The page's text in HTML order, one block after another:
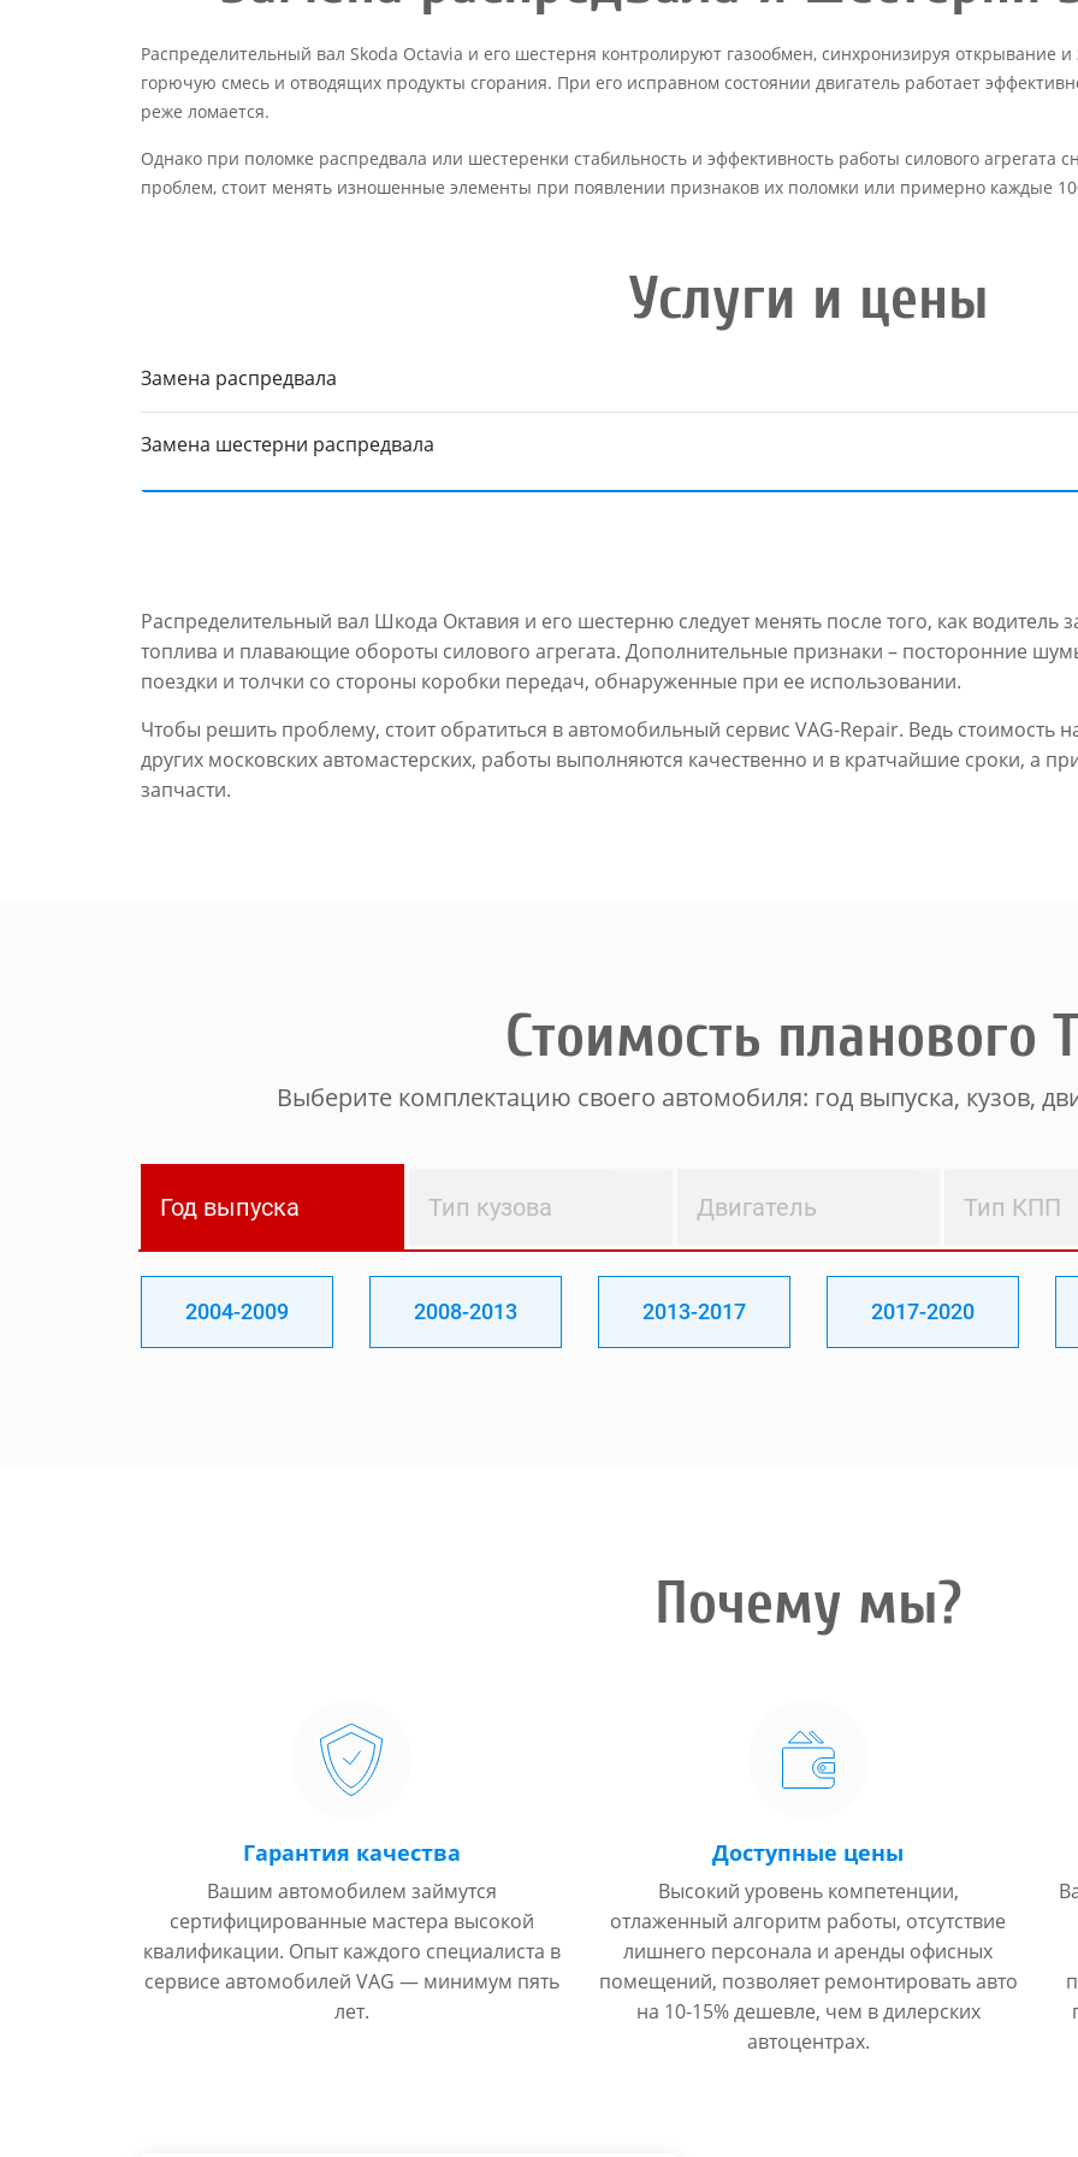
Распределительный вал Skoda Octavia и его шестерня контролируют газообмен, синхронизируя открывание
горючую смесь и отводящих продукты сгорания. При его исправном состоянии двигатель работает
реже ломается.
Однако при поломке распредвала или шестеренки стабильность и эффективность работы силового агрегата
проблем, стоит менять изношенные элементы при появлении признаков их поломки или примерно каждые
Услуги и цены
Замена распредвала
Замена шестерни распредвала
Распределительный вал Шкода Октавия и его шестерню следует менять после того, как
топлива и плавающие обороты силового агрегата. Дополнительные признаки – посторонние
поездки и толчки со стороны коробки передач, обнаруженные при ее использовании.
Чтобы решить проблему, стоит обратиться в автомобильный сервис VAG-Repair. Ведь
других московских автомастерских, работы выполняются качественно и в кратчайшие сроки, а
запчасти.
Стоимость планового
Выберите комплектацию своего автомобиля: год выпуска, кузов,
Год выпуска Тип кузова Двигатель Тип КПП
2004-2009 2008-2013 2013-2017 2017-2020
Почему мы?
Гарантия качества
Вашим автомобилем займутся
сертифицированные мастера высокой
квалификации. Опыт каждого специалиста в
сервисе автомобилей VAG — минимум пять
лет.
Доступные цены
Высокий уровень компетенции,
отлаженный алгоритм работы, отсутствие
лишнего персонала и аренды офисных
помещений, позволяет ремонтировать авто
на 10-15% дешевле, чем в дилерских
автоцентрах.